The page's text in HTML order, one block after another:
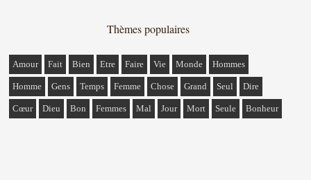
Thèmes populaires
Amour Fait Bien Etre Faire Vie Monde Hommes
Homme Gens Temps Femme Chose Grand Seul Dire
Cœur Dieu Bon Femmes Mal Jour Mort Seule Bonheur